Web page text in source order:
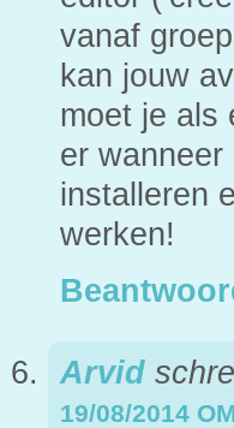
vanaf
kan jouw
moet je als
er
installeren
werken!
Arvid
19/08/2014